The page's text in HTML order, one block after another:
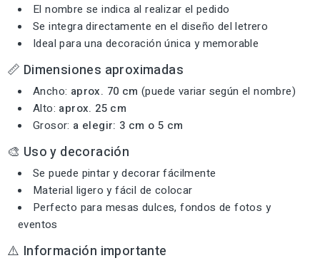
El nombre se indica al realizar el pedido
Se integra directamente en el diseño del letrero
Ideal para una decoración única y memorable
📏 Dimensiones aproximadas
Ancho: aprox. 70 cm (puede variar según el nombre)
Alto: aprox. 25 cm
Grosor: a elegir: 3 cm o 5 cm
🎨 Uso y decoración
Se puede pintar y decorar fácilmente
Material ligero y fácil de colocar
Perfecto para mesas dulces, fondos de fotos y
eventos
⚠️ Información importante